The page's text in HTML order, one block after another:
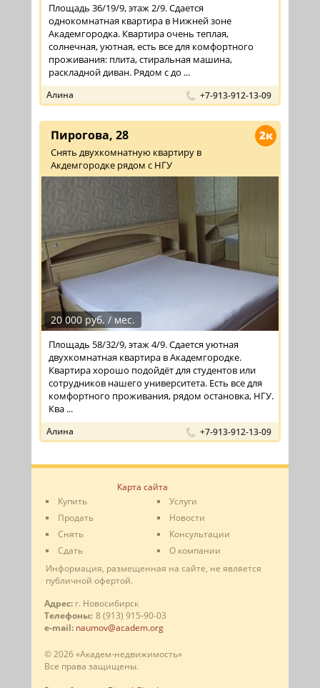
Площадь 36/19/9, этаж 2/9. Сдается
однокомнатная квартира в Нижней зоне
Академгородка. Квартира очень теплая,
солнечная, уютная, есть все для комфортного
проживания: плита, стиральная машина,
раскладной диван. Рядом с до ...
Алина +7-913-912-13-09
2к
Пирогова, 28
Снять двухкомнатную квартиру в
Акдемгородке рядом с НГУ
20 000 руб. / мес.
Площадь 58/32/9, этаж 4/9. Сдается уютная
двухкомнатная квартира в Академгородке.
Квартира хорошо подойдёт для студентов или
сотрудников нашего университета. Есть все для
комфортного проживания, рядом остановка, НГУ.
Ква ...
Алина +7-913-912-13-09
Карта сайта
Купить
Продать
Снять
Сдать
Услуги
Новости
Консультации
О компании
Информация, размещенная на сайте, не является
публичной офертой.
Адрес: г. Новосибирск
Телефоны: 8 (913) 915-90-03
e-mail: naumov@academ.org
© 2026 «Академ-недвижимость»
Все права защищены.